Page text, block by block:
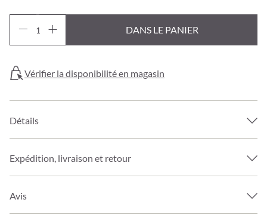
DANS LE PANIER
Vérifier la disponibilité en magasin
Détails
Expédition, livraison et retour
Avis